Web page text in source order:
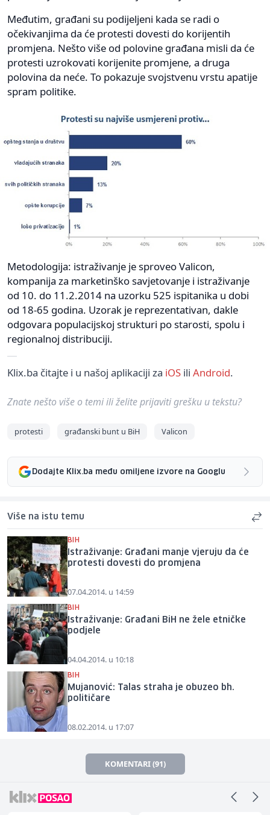
Međutim, građani su podijeljeni kada se radi o
očekivanjima da će protesti dovesti do korijentih
promjena. Nešto više od polovine građana misli da će
protesti uzrokovati korijenite promjene, a druga
polovina da neće. To pokazuje svojstvenu vrstu apatije
spram politike.
Metodologija: istraživanje je sproveo Valicon,
kompanija za marketinško savjetovanje i istraživanje
od 10. do 11.2.2014 na uzorku 525 ispitanika u dobi
od 18-65 godina. Uzorak je reprezentativan, dakle
odgovara populacijskoj strukturi po starosti, spolu i
regionalnoj distribuciji.
Klix.ba čitajte i u našoj aplikaciji za iOS ili Android.
Znate nešto više o temi ili želite prijaviti grešku u tekstu?
protesti građanski bunt u BiH Valicon
Dodajte Klix.ba među omiljene izvore na Googlu
Više na istu temu
BIH
Istraživanje: Građani manje vjeruju da će
protesti dovesti do promjena
07.04.2014. u 14:59
BIH
Istraživanje: Građani BiH ne žele etničke
podjele
04.04.2014. u 10:18
BIH
Mujanović: Talas straha je obuzeo bh.
političare
08.02.2014. u 17:07
KOMENTARI (91)